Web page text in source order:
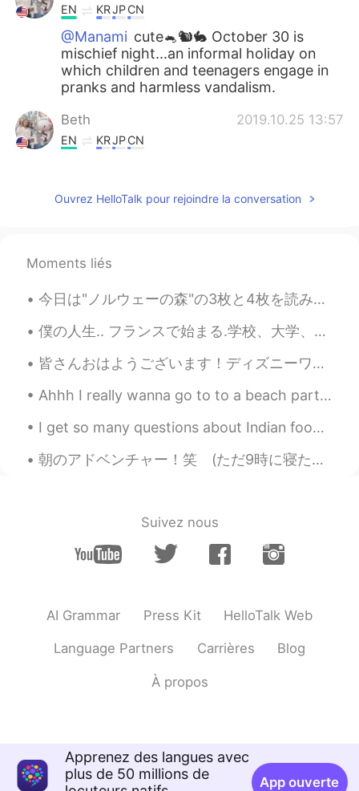
EN KRJPCN
@Manami cute🐁🐿️🐇 October 30 is
mischief night...an informal holiday on
which children and teenagers engage in
pranks and harmless vandalism.
Beth 2019.10.25 13:57
EN KRJPCN
@BethSorry just a mistake. It’s October
woods.🐿
Manabu Sunaga 2019.10.25 13:39
get a pilot certificate. I flew to Grand
EN KRJPCN
Arizona several times. I saw the Grand
Canyon for the first time this year, it was
a magnificent sight!!
EN KRJP CN
Pumpkins are either tossed in the woods
for animals to eat or tossed in the trash
Oh! It brings back memories. I mean I
have been to Arizona when I was young.
Ouvrez HelloTalk pour rejoindre la conversation
Moments liés
今日は"ノルウェーの森"の3枚と4枚を読みました。 そして主人公は新しい友達,Nagasawaに会います。 Nagasawaは賢くて人気も高いけど,彼はすべてのことをゲームに思います。 社会で成...
僕の人生.. フランスで始まる.学校、大学、英語が勉強しました. 🇫🇷👨‍🎓 その後アメリカ.働いています,子供を育てています..🇺🇸👨‍💼👨‍👧‍👦 次:世界中を旅行!! 🌏🛫 🇯🇵🇰🇷🇸🇬🇭...
皆さんおはようございます！ディズニーワールドの休日の週末なので、とても忙しいでしょう! 頑張ります！🤞 Good morning everyone! It is a holiday weeke...
Ahhh I really wanna go to to a beach party!! 🕺💃🏖️🕺💃🎶 Music by day when it was sunny 😎✨🌞🎶 reminds ...
I get so many questions about Indian food especially curry! 😂 日本人はカリーが本当に好きですね 😊 でも、私は北東インド出身です、本...
朝のアドベンチャー！笑 (ただ9時に寝たから朝4時くらい目がさめてジム行くことにした)。 1. 4時23分家から出た。 2. こんな時間ドライブするのめっちゃ好き、車全然ないかららくちん。 3...
Suivez nous
AI Grammar Press Kit HelloTalk Web
Language Partners Carrières Blog
À propos
Apprenez des langues avec
plus de 50 millions de
App ouverte